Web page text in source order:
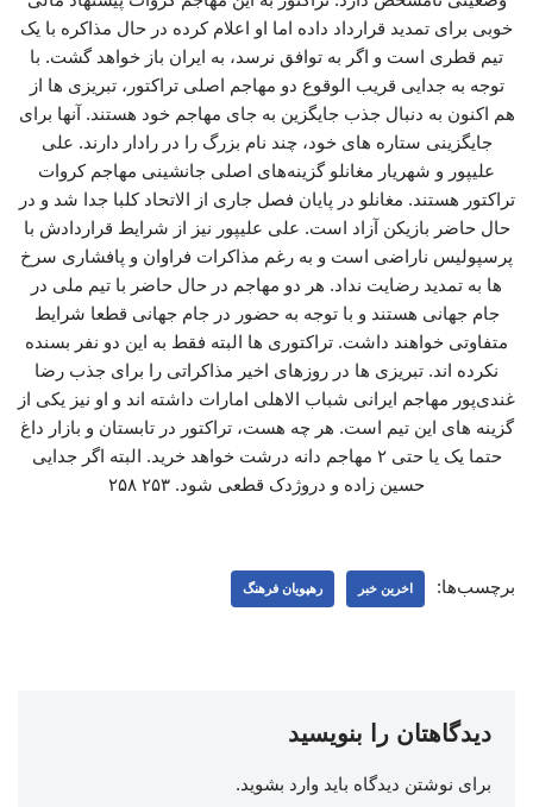
خوبی برای تمدید قرارداد داده اما او اعلام کرده در حال مذاکره با یک
تیم قطری است و اگر به توافق نرسد، به ایران باز خواهد گشت. با
توجه به جدایی قریب الوقوع دو مهاجم اصلی تراکتور، تبریزی ها از
هم اکنون به دنبال جذب جایگزین به جای مهاجم خود هستند. آنها برای
جایگزینی ستاره های خود، چند نام بزرگ را در رادار دارند. علی
علیپور و شهریار مغانلو گزینه‌های اصلی جانشینی مهاجم کروات
تراکتور هستند. مغانلو در پایان فصل جاری از الاتحاد کلبا جدا شد و در
حال حاضر بازیکن آزاد است. علی علیپور نیز از شرایط قراردادش با
پرسپولیس ناراضی است و به رغم مذاکرات فراوان و پافشاری سرخ
ها به تمدید رضایت نداد. هر دو مهاجم در حال حاضر با تیم ملی در
جام جهانی هستند و با توجه به حضور در جام جهانی قطعا شرایط
متفاوتی خواهند داشت. تراکتوری ها البته فقط به این دو نفر بسنده
نکرده اند. تبریزی ها در روزهای اخیر مذاکراتی را برای جذب رضا
غندی‌پور مهاجم ایرانی شباب الاهلی امارات داشته اند و او نیز یکی از
گزینه های این تیم است. هر چه هست، تراکتور در تابستان و بازار داغ
حتما یک یا حتی ۲ مهاجم دانه درشت خواهد خرید. البته اگر جدایی
حسین زاده و دروژدک قطعی شود. ۲۵۳ ۲۵۸
برچسب‌ها: اخرین خبر رهپویان فرهنگ
دیدگاهتان را بنویسید
برای نوشتن دیدگاه باید وارد بشوید.